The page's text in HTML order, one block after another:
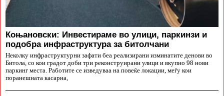
Коњановски: Инвестираме во улици, паркинзи и
подобра инфраструктура за битолчани
Неколку инфраструктурни зафати беа реализирани изминатите денови во
Битола, со кои градот доби три реконструирани улици и вкупно 98 нови
паркинг места. Работите се изведуваа на повеќе локации, меѓу кои
поранешната касарна,